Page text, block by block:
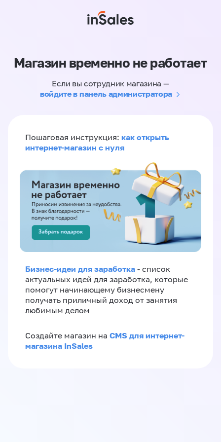
Магазин временно не работает
Если вы сотрудник магазина —
войдите в панель администратора
Пошаговая инструкция: как открыть
интернет-магазин с нуля
Бизнес-идеи для заработка - список
актуальных идей для заработка, которые
помогут начинающему бизнесмену
получать приличный доход от занятия
любимым делом
Создайте магазин на CMS для интернет-
магазина InSales